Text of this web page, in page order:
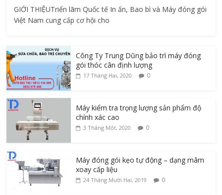
GIỚI THIỆUTriển lãm Quốc tế In ấn, Bao bì và Máy đóng gói
Việt Nam cung cấp cơ hội cho
Công Ty Trung Dũng bảo trì máy đóng
gói thóc cân định lượng
17 Tháng Hai, 2020 0
Máy kiểm tra trọng lượng sản phẩm độ
chính xác cao
3 Tháng Một, 2020 0
Máy đóng gói kẹo tự động – dạng mâm
xoay cấp liệu
24 Tháng Mười Hai, 2019 0